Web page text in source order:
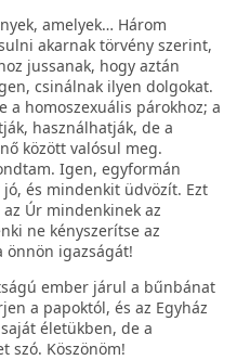
amelyek… Három
akarnak törvény szerint,
jussanak, hogy aztán
csinálnak ilyen dolgokat.
a homoszexuális párokhoz; a
használhatják, de a
között valósul meg.
Igen, egyformán
és mindenkit üdvözít. Ezt
Úr mindenkinek az
ne kényszerítse az
önnön igazságát!
ember járul a bűnbánat
a papoktól, és az Egyház
életükben, de a
szó. Köszönöm!